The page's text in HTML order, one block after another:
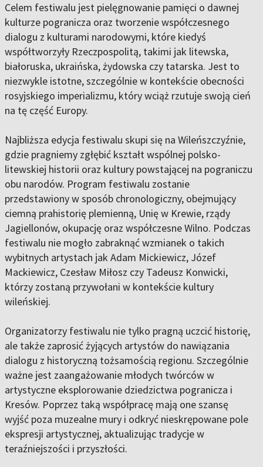
Celem festiwalu jest pielęgnowanie pamięci o dawnej
kulturze pogranicza oraz tworzenie współczesnego
dialogu z kulturami narodowymi, które kiedyś
współtworzyły Rzeczpospolitą, takimi jak litewska,
białoruska, ukraińska, żydowska czy tatarska. Jest to
niezwykle istotne, szczególnie w kontekście obecności
rosyjskiego imperializmu, który wciąż rzutuje swoją cień
na tę część Europy.
Najbliższa edycja festiwalu skupi się na Wileńszczyźnie,
gdzie pragniemy zgłębić kształt wspólnej polsko-
litewskiej historii oraz kultury powstającej na pograniczu
obu narodów. Program festiwalu zostanie
przedstawiony w sposób chronologiczny, obejmujący
ciemną prahistorię plemienną, Unię w Krewie, rządy
Jagiellonów, okupację oraz współczesne Wilno. Podczas
festiwalu nie mogło zabraknąć wzmianek o takich
wybitnych artystach jak Adam Mickiewicz, Józef
Mackiewicz, Czesław Miłosz czy Tadeusz Konwicki,
którzy zostaną przywołani w kontekście kultury
wileńskiej.
Organizatorzy festiwalu nie tylko pragną uczcić historię,
ale także zaprosić żyjących artystów do nawiązania
dialogu z historyczną tożsamością regionu. Szczególnie
ważne jest zaangażowanie młodych twórców w
artystyczne eksplorowanie dziedzictwa pogranicza i
Kresów. Poprzez taką współpracę mają one szansę
wyjść poza muzealne mury i odkryć nieskrępowane pole
ekspresji artystycznej, aktualizując tradycje w
teraźniejszości i przyszłości.